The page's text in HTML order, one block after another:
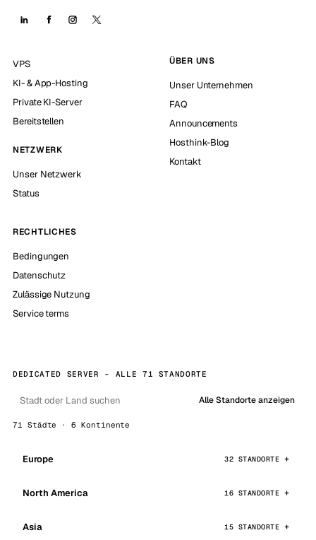
VPS
KI- & App-Hosting
Private KI-Server
Bereitstellen
NETZWERK
Unser Netzwerk
Status
ÜBER UNS
Unser Unternehmen
FAQ
Announcements
Hosthink-Blog
Kontakt
RECHTLICHES
Bedingungen
Datenschutz
Zulässige Nutzung
Service terms
DEDICATED SERVER - ALLE 71 STANDORTE
Alle Standorte anzeigen
71 Städte · 6 Kontinente
Europe 32 STANDORTE
North America 16 STANDORTE
Asia 15 STANDORTE